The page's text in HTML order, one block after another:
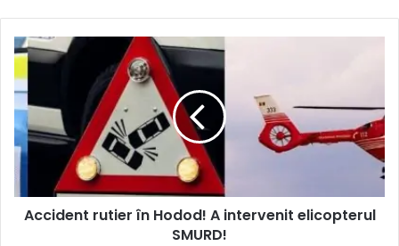
Accident rutier în Hodod! A intervenit elicopterul
SMURD!